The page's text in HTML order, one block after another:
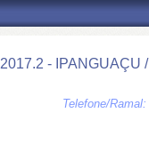
- IPANGUAÇU /
Telefone/Ramal: